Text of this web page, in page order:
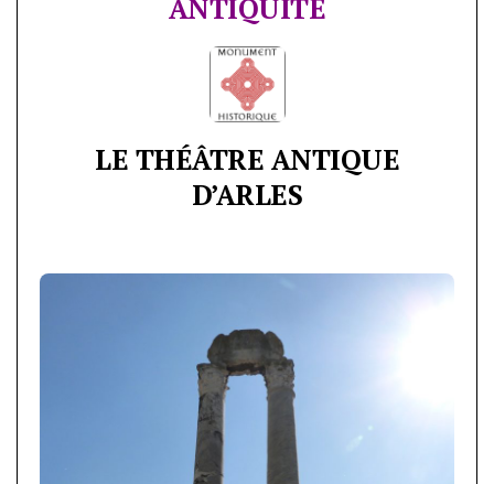
ANTIQUITÉ
LE THÉÂTRE ANTIQUE
D’ARLES